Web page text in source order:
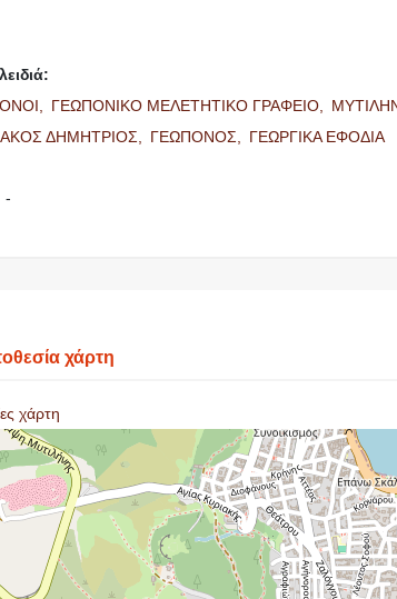
ΓΕΩΠΟΝΙΚΟ ΜΕΛΕΤΗΤΙΚΟ ΓΡΑΦΕΙΟ,
ΔΗΜΗΤΡΙΟΣ,
ΓΕΩΠΟΝΟΣ, ΓΕΩΡΓΙΚΑ ΕΦΟΔΙΑ
-
χάρτη
χάρτη